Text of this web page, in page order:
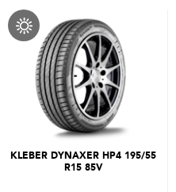
KLEBER DYNAXER HP4 195/55
R15 85V